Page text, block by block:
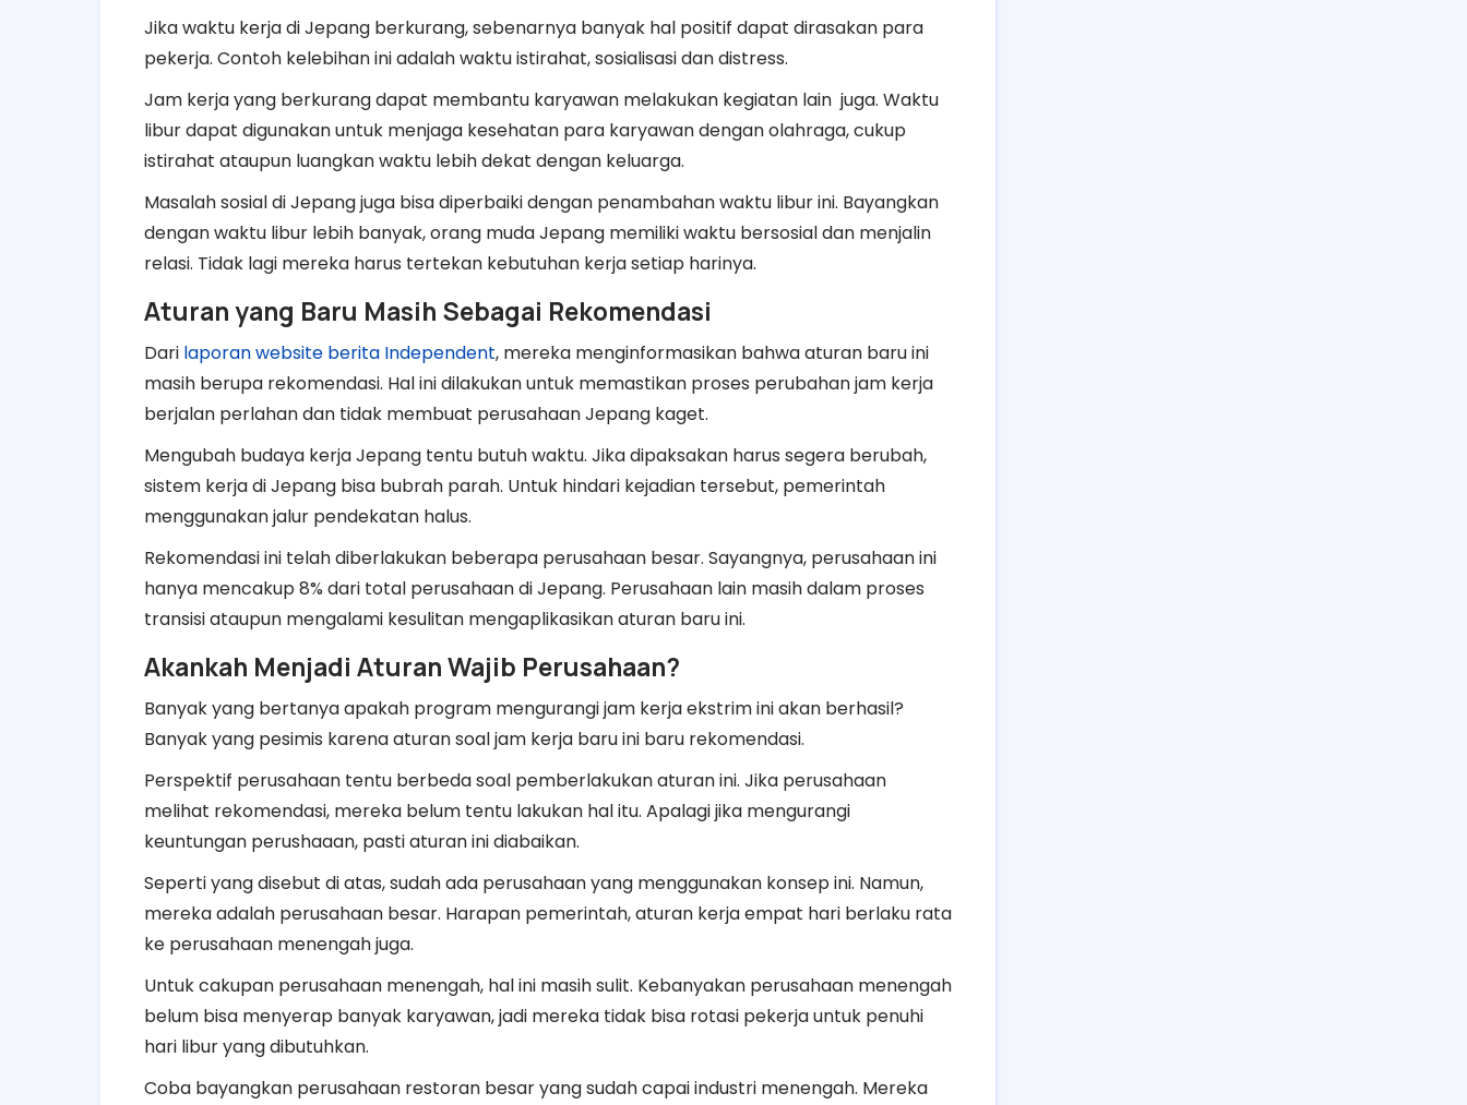
Jikawaktu kerja di Jepang berkurang, sebenarnya banyak hal positif dapat dirasakan para
pekerja. Contoh kelebihan ini adalah waktu istirahat, sosialisasi dan distress.
Jam kerja yang berkurang dapat membantu karyawan melakukan kegiatan lain juga. Waktu
libur dapat digunakan untuk menjaga kesehatan para karyawan dengan olahraga, cukup
istirahat ataupun luangkan waktu lebih dekat dengan keluarga.
Masalah sosial di Jepang juga bisa diperbaiki dengan penambahan waktu libur ini. Bayangkan
dengan waktu libur lebih banyak, orang muda Jepang memiliki waktu bersosial dan menjalin
relasi. Tidak lagi mereka harus tertekan kebutuhan kerja setiap harinya.
Aturan yang Baru Masih Sebagai Rekomendasi
Dari laporan website berita Independent, mereka menginformasikan bahwa aturan baru ini
masih berupa rekomendasi. Hal ini dilakukan untuk memastikan proses perubahan jam kerja
berjalan perlahan dan tidak membuat perusahaan Jepang kaget.
Mengubah budaya kerja Jepang tentu butuh waktu. Jika dipaksakan harus segera berubah,
sistem kerja di Jepang bisa bubrah parah. Untuk hindari kejadian tersebut, pemerintah
menggunakan jalur pendekatan halus.
Rekomendasi ini telah diberlakukan beberapa perusahaan besar. Sayangnya, perusahaan ini
hanya mencakup 8% dari total perusahaan di Jepang. Perusahaan lain masih dalam proses
transisi ataupun mengalami kesulitan mengaplikasikan aturan baru ini.
Akankah Menjadi Aturan Wajib Perusahaan?
Banyakyang bertanya apakah program mengurangi jam kerja ekstrim ini akan berhasil?
Banyak yang pesimis karena aturan soal jam kerja baru ini baru rekomendasi.
Perspektif perusahaan tentu berbeda soal pemberlakukan aturan ini. Jika perusahaan
melihat rekomendasi, mereka belum tentu lakukan hal itu. Apalagi jika mengurangi
keuntungan perushaaan, pasti aturan ini diabaikan.
Seperti yang disebut di atas, sudah ada perusahaan yang menggunakan konsep ini. Namun,
mereka adalah perusahaan besar. Harapan pemerintah, aturan kerja empat hari berlaku rata
ke perusahaan menengah juga.
Untuk cakupan perusahaan menengah, hal ini masih sulit. Kebanyakan perusahaan menengah
belum bisa menyerap banyak karyawan, jadi mereka tidak bisa rotasi pekerja untuk penuhi
hari libur yang dibutuhkan.
Coba bayangkan perusahaan restoran besar yang sudah capai industri menengah. Mereka